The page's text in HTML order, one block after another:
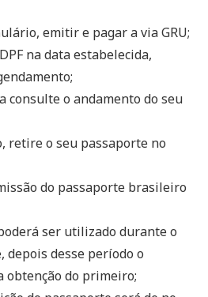
emitir e pagar a via GRU;
na data estabelecida,
consulte o andamento do seu
retire o seu passaporte no
do passaporte brasileiro
ser utilizado durante o
depois desse período o
obtenção do primeiro;